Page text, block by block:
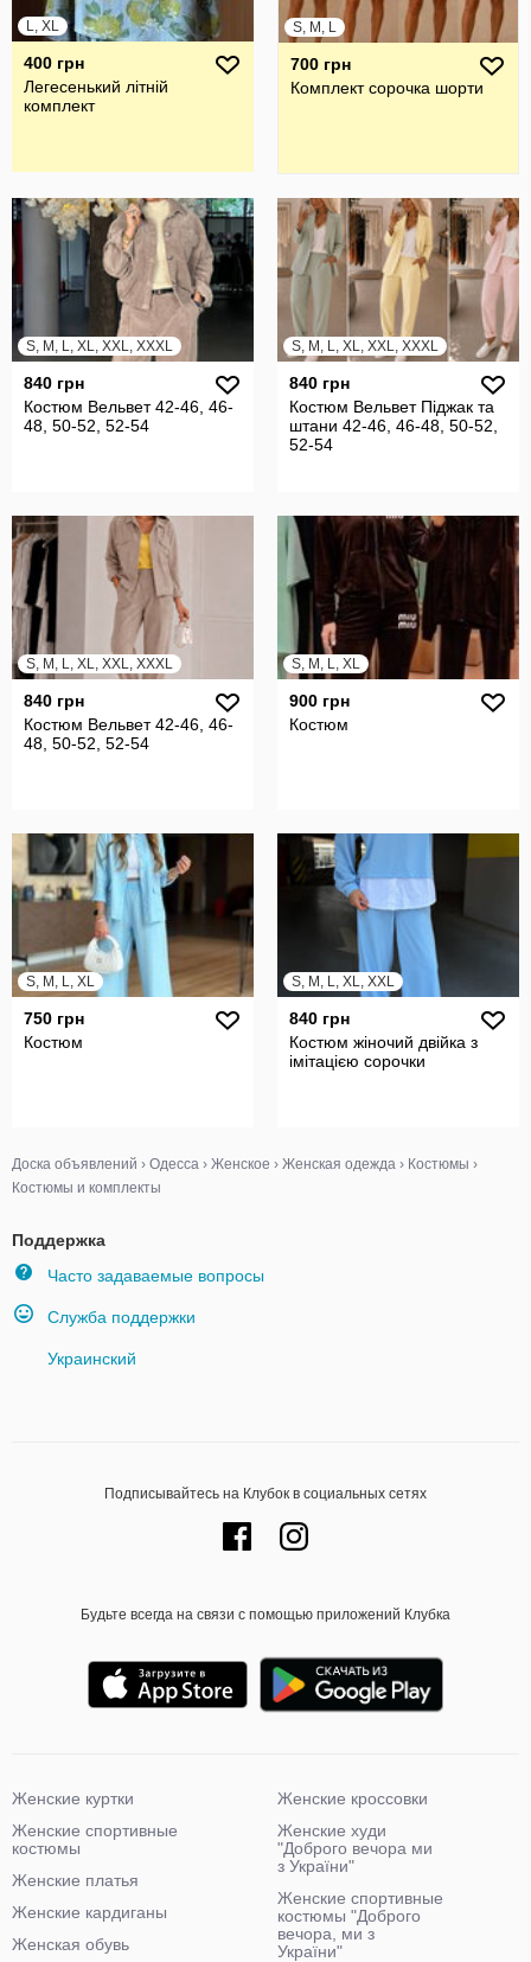
L, XL
400 грн
Легесенький літній
комплект
S, M, L
700 грн
Комплект сорочка шорти
S, M, L, XL, XXL, XXXL
840 грн
Костюм Вельвет 42-46, 46-
48, 50-52, 52-54
S, M, L, XL, XXL, XXXL
840 грн
Костюм Вельвет Піджак та
штани 42-46, 46-48, 50-52,
52-54
S, M, L, XL, XXL, XXXL
840 грн
Костюм Вельвет 42-46, 46-
48, 50-52, 52-54
S, M, L, XL
900 грн
Костюм
S, M, L, XL
750 грн
Костюм
S, M, L, XL, XXL
840 грн
Костюм жіночий двійка з
імітацією сорочки
Доска объявлений › Одесса › Женское › Женская одежда › Костюмы ›
Костюмы и комплекты
Поддержка
Часто задаваемые вопросы
Служба поддержки
Украинский
Подписывайтесь на Клубок в социальных сетях
Будьте всегда на связи с помощью приложений Клубка
Женские куртки
Женские спортивные
костюмы
Женские платья
Женские кардиганы
Женская обувь
Женские кроссовки
Женские худи
"Доброго вечора ми
з України"
Женские спортивные
костюмы "Доброго
вечора, ми з
України"